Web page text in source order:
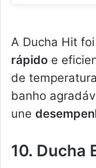
A Ducha Hit
rápido e
de
banho
une
10. Ducha